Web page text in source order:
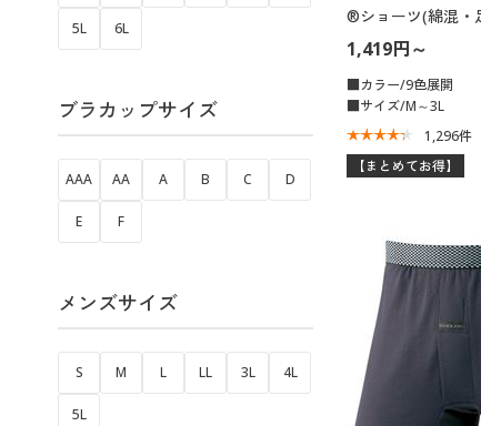
®ショーツ(綿混・
こみ丈浅め)
1,419円～
■カラー/9色展開
■サイズ/M～3L
1,296件
【まとめてお得】
5L 6L
ブラカップサイズ
AAA AA A B C D
E F
メンズサイズ
S M L LL 3L 4L
5L